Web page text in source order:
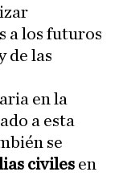
a los futuros
de las
en la
a esta
se
civiles en